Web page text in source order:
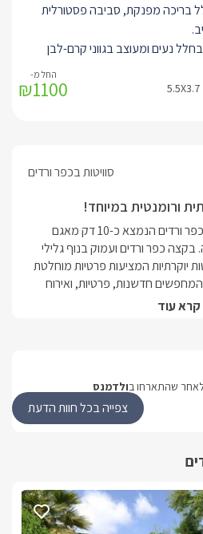
בריכה מפנקת, סביבה פסטורלית
נעים ומעוצב בגווני קרם-לבן
מפוארת בעלת מזרן איכותי עם שכבת
לטקס, אמבט Free Standing המשקיף אל הגן הפרטי, חוויית צפייה
הנושק לצמחייה ירוקה ושופעת,
החלומית מחוממת בעונה
ספא ופינות מנוחה מפנקות.
₪1100
סוויטות בכפר ורדים
ורומנטית במיוחד!
בסביבה ישנם מגוון יקבים, מחלבות, שווקים, פאבים וכן אטרקציות
עם שכבת לטקס לנוחות מושלמת.מכונת "נספרסו" עם מקציף
חלב להכנת אספרסו, הפוך, אייס-קפה ועוד.מתקן מים תמי 4,
קרא עוד
לאחר שהתארחו בולדמנס
צפייה בכל חוות הדעת